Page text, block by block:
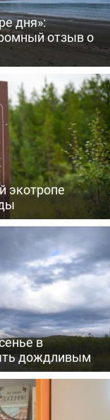
дня»:
отзыв о
экотропе
в
дождливым